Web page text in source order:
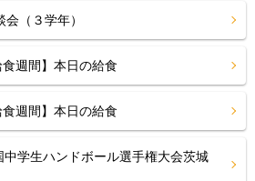
（３学年）
週間】本日の給食
週間】本日の給食
学生ハンドボール選手権大会茨城